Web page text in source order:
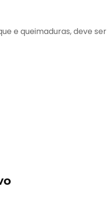
e queimaduras, deve ser